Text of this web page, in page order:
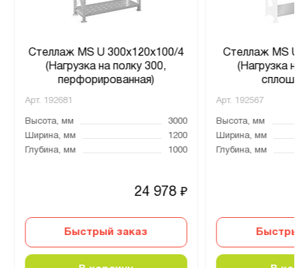
Стеллаж MS U 300x120x100/4
(Нагрузка на полку 300,
перфорированная)
Арт. 192681
Высота, мм
3000
Ширина, мм
1200
Глубина, мм
1000
24 978₽
Быстрый заказ
Стеллаж MS U
(Нагрузка на
Арт. 192567
Высота, мм
Ширина, мм
Глубина, мм
Быстрый